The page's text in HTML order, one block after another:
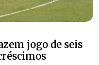
jogo de seis